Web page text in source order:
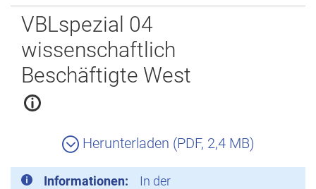
VBLspezial 04
wissenschaftlich
Beschäftigte West
Herunterladen (PDF, 2,4 MB)
Informationen:
In der